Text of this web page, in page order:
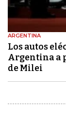
ARGENTINA
Los autos
Argentina a
de Milei